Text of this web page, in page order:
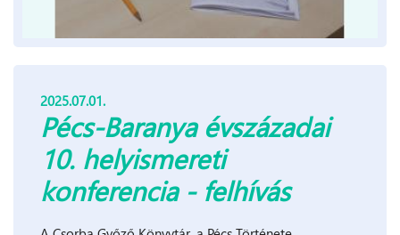
2025.07.01.
Pécs-Baranya évszázadai
10. helyismereti
konferencia - felhívás